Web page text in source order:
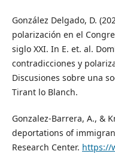
González Delgado, D.
polarización en el
siglo XXI. In E. et. al.
contradicciones y
Discusiones sobre una
Tirant lo Blanch.
Gonzalez-Barrera, A., &
deportations of
Research Center. https://